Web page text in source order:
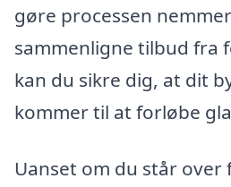
gøre processen
sammenligne tilbud fra
kan du sikre dig, at dit
kommer til at forløbe
Uanset om du står over